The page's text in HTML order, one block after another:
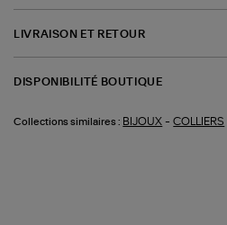
LIVRAISON ET RETOUR
DISPONIBILITÉ BOUTIQUE
Collections similaires : BIJOUX -COLLIERS